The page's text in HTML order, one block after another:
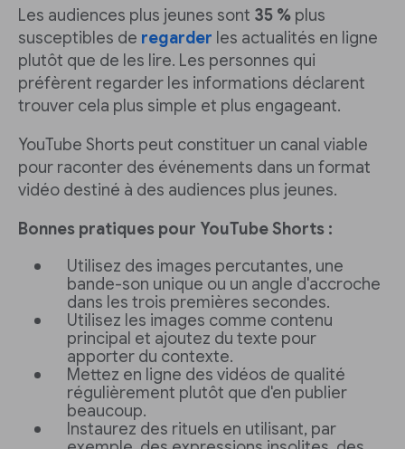
Les audiences plus jeunes sont 35 % plus
susceptibles de regarder les actualités en ligne
plutôt que de les lire. Les personnes qui
préfèrent regarder les informations déclarent
trouver cela plus simple et plus engageant.
YouTube Shorts peut constituer un canal viable
pour raconter des événements dans un format
vidéo destiné à des audiences plus jeunes.
Bonnes pratiques pour YouTube Shorts :
Utilisez des images percutantes, une
bande-son unique ou un angle d'accroche
dans les trois premières secondes.
Utilisez les images comme contenu
principal et ajoutez du texte pour
apporter du contexte.
Mettez en ligne des vidéos de qualité
régulièrement plutôt que d'en publier
beaucoup.
Instaurez des rituels en utilisant, par